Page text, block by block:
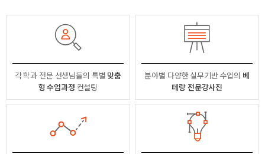
각 학과 전문 선생님들의 특별 맞춤
형 수업과정 컨설팅
분야별 다양한 실무기반 수업의 베
테랑 전문강사진